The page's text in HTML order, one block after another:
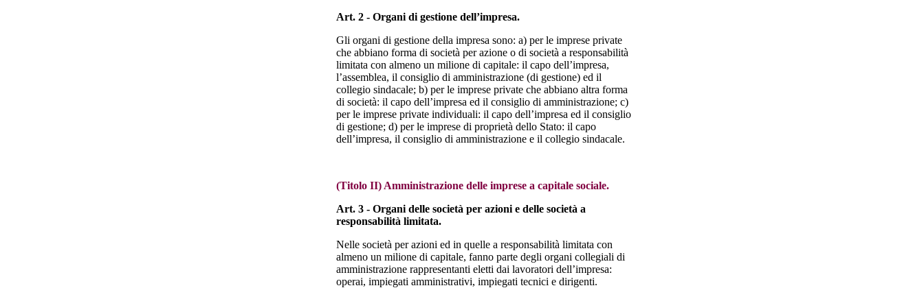
Art. 2 - Organi di gestione dell’impresa.
Gli organi di gestione della impresa sono: a) per le imprese private
che abbiano forma di società per azione o di società a responsabilità
limitata con almeno un milione di capitale: il capo dell’impresa,
l’assemblea, il consiglio di amministrazione (di gestione) ed il
collegio sindacale; b) per le imprese private che abbiano altra forma
di società: il capo dell’impresa ed il consiglio di amministrazione; c)
per le imprese private individuali: il capo dell’impresa ed il consiglio
di gestione; d) per le imprese di proprietà dello Stato: il capo
dell’impresa, il consiglio di amministrazione e il collegio sindacale.
(Titolo II) Amministrazione delle imprese a capitale sociale.
Art. 3 - Organi delle società per azioni e delle società a
responsabilità limitata.
Nelle società per azioni ed in quelle a responsabilità limitata con
almeno un milione di capitale, fanno parte degli organi collegiali di
amministrazione rappresentanti eletti dai lavoratori dell’impresa:
operai, impiegati amministrativi, impiegati tecnici e dirigenti.